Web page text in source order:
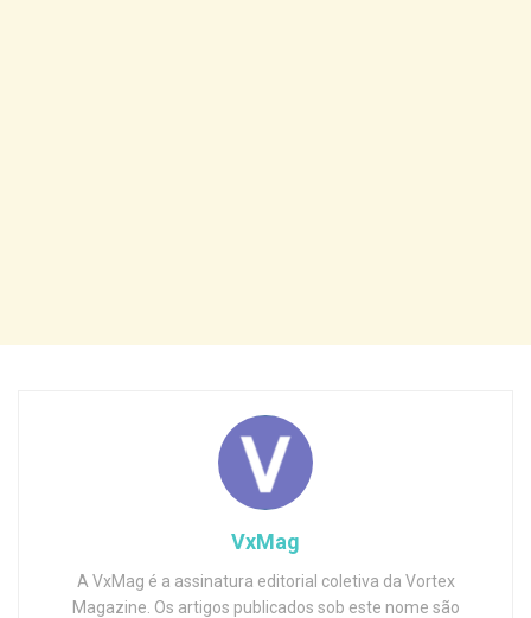
VxMag
A VxMag é a assinatura editorial coletiva da Vortex
Magazine. Os artigos publicados sob este nome são